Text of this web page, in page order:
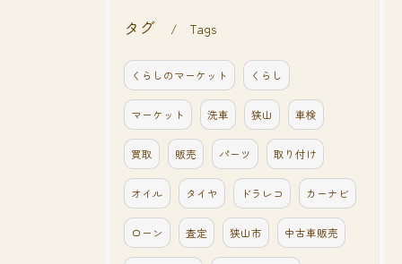
タグ Tags
くらしのマーケット くらし
マーケット 洗車 狭山 車検
買取 販売 パーツ 取り付け
オイル タイヤ ドラレコ カーナビ
ローン 査定 狭山市 中古車販売